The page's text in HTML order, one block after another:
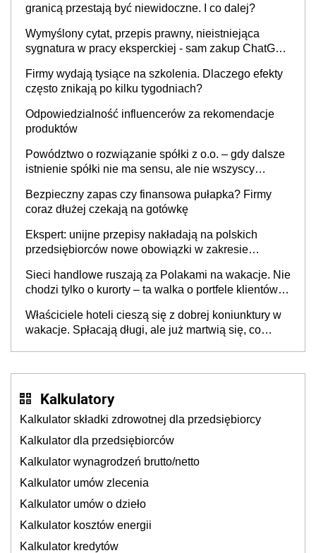
granicą przestają być niewidoczne. I co dalej?
Wymyślony cytat, przepis prawny, nieistniejąca
sygnatura w pracy eksperckiej - sam zakup ChatGPT
Firmy wydają tysiące na szkolenia. Dlaczego efekty
często znikają po kilku tygodniach?
Odpowiedzialność influencerów za rekomendacje
produktów
Powództwo o rozwiązanie spółki z o.o. – gdy dalsze
istnienie spółki nie ma sensu, ale nie wszyscy
Bezpieczny zapas czy finansowa pułapka? Firmy
coraz dłużej czekają na gotówkę
Ekspert: unijne przepisy nakładają na polskich
przedsiębiorców nowe obowiązki w zakresie
Sieci handlowe ruszają za Polakami na wakacje. Nie
chodzi tylko o kurorty – ta walka o portfele klientów
cichu
Właściciele hoteli cieszą się z dobrej koniunktury w
wakacje. Spłacają długi, ale już martwią się, co
Kalkulatory
Kalkulator składki zdrowotnej dla przedsiębiorcy
Kalkulator dla przedsiębiorców
Kalkulator wynagrodzeń brutto/netto
Kalkulator umów zlecenia
Kalkulator umów o dzieło
Kalkulator kosztów energii
Kalkulator kredytów